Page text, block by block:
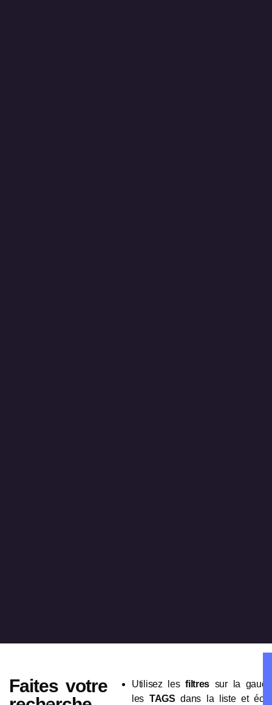
Faites votre
Utilisez lesfiltres sur la
les TAGS dans la liste et